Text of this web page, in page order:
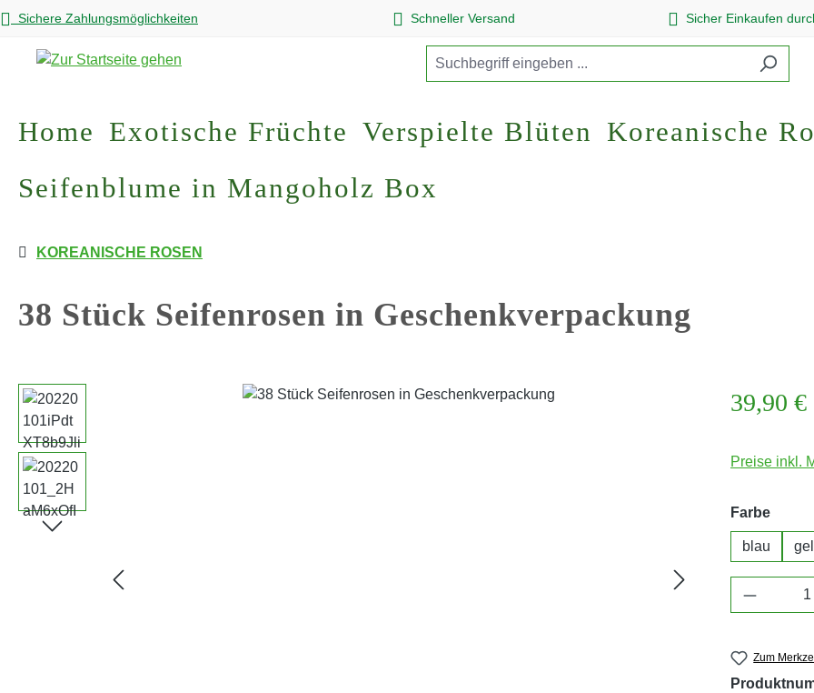
Hauptinhalt springen
Zur Suche springen
Zur Hauptnavigation springen
Sichere Zahlungsmöglichkeiten Schneller Versand Sicher Einkaufen
Home Exotische Früchte Verspielte Blüten Koreanische
Seifenblume in Mangoholz Box
KOREANISCHE ROSEN
38 Stück Seifenrosen in Geschenkverpackung
Bildergalerie überspringen Regulärer
39,90 €
Preise inkl.
Farbe
blau
Zum